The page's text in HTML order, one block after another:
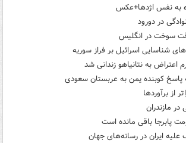
به نفس اژدها+عکس
در دورود
سوخت در انگلیس
شناسایی اسرائیل بر فراز سوریه
به نتانیاهو زندانی شد
کوبنده یمن به عربستان سعودی
از برآوردها
مازندران
پابرجا باقی مانده است
علیه ایران در رسانه‌های جهان